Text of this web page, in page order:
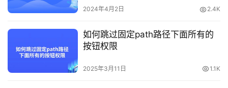
2024年4月2日 2.4K
如何跳过固定path路径下面所有的
按钮权限
2025年3月11日 1.1K